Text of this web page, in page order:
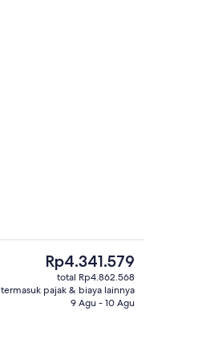
Resepsionis
Harga
saat
ini
Rp4.341.579
Rp4.341.579
total Rp4.862.568
termasuk pajak & biaya lainnya
9 Agu - 10 Agu